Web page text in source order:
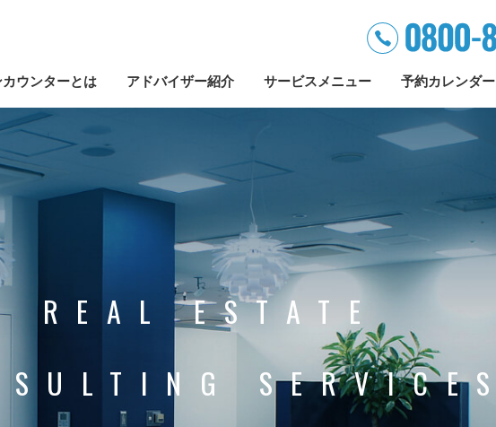
ウンターとは アドバイザー紹介 サービスメニュー 予約カレンダー
REAL ESTATE
SERVICES